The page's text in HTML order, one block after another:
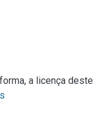
a licença deste